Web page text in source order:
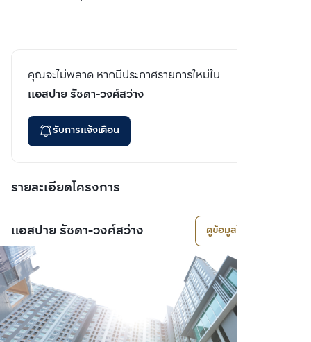
คุณจะไม่พลาด หากมีประกาศรายการใหม่ใน
แอสปาย รัชดา-วงศ์สว่าง
รับการแจ้งเตือน
รายละเอียดโครงการ
แอสปาย รัชดา-วงศ์สว่าง ดูข้อมูลโครงการ